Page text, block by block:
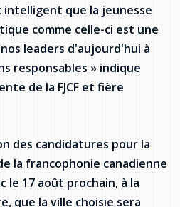
intelligent que la jeunesse
comme celle-ci est une
leaders d'aujourd'hui à
responsables » indique
de la FJCF et fière
des candidatures pour la
la francophonie canadienne
le 17 août prochain, à la
que la ville choisie sera